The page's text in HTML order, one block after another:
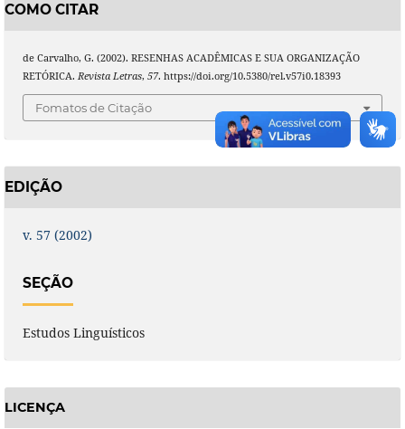
COMO CITAR
de Carvalho, G. (2002). RESENHAS ACADÊMICAS E SUA ORGANIZAÇÃO
RETÓRICA. Revista Letras, 57. https://doi.org/10.5380/rel.v57i0.18393
Fomatos de Citação
EDIÇÃO
v. 57 (2002)
SEÇÃO
Estudos Linguísticos
LICENÇA